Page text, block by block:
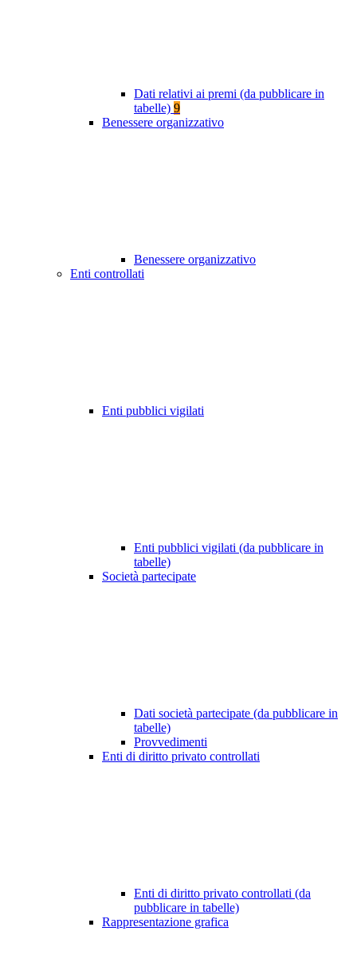
Dati relativi ai premi (da pubblicare in
tabelle) 9
Benessere organizzativo
Benessere organizzativo
Enti controllati
Enti pubblici vigilati
Enti pubblici vigilati (da pubblicare in
tabelle)
Società partecipate
Dati società partecipate (da pubblicare in
tabelle)
Provvedimenti
Enti di diritto privato controllati
Enti di diritto privato controllati (da
pubblicare in tabelle)
Rappresentazione grafica